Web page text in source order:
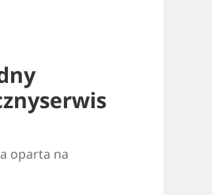
oparta na